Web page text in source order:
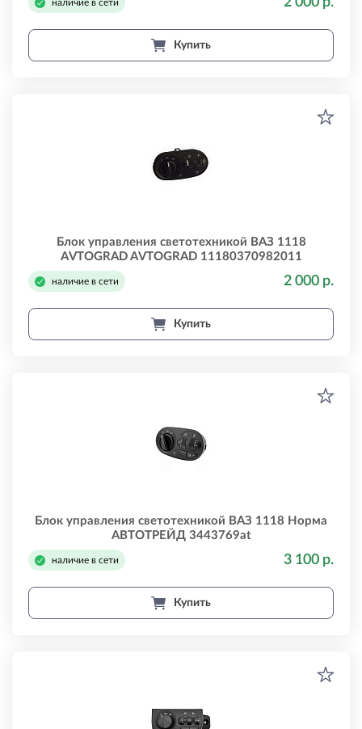
наличие в сети
Купить
Блок управления светотехникой ВАЗ 1118
AVTOGRAD AVTOGRAD 11180370982011
наличие в сети 2 000 р.
Купить
Блок управления светотехникой ВАЗ 1118 Норма
АВТОТРЕЙД 3443769at
наличие в сети 3 100 р.
Купить